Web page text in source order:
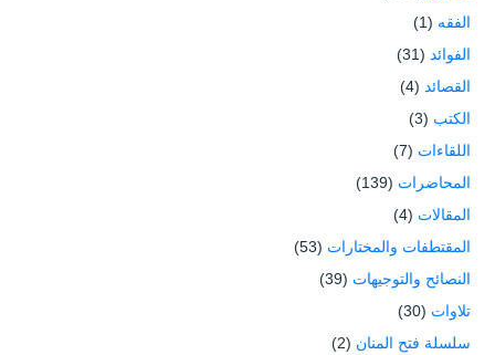
الفقه (1)
الفوائد (31)
القصائد (4)
الكتب (3)
اللقاءات (7)
المحاضرات (139)
المقالات (4)
المقتطفات والمختارات (53)
النصائح والتوجيهات (39)
تلاوات (30)
سلسلة فتح المنان (2)